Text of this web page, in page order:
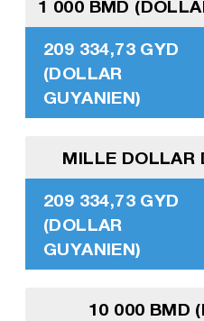
1 000 BMD
209 334,73 GYD
(DOLLAR
GUYANIEN)
MILLE DOLLAR
209 334,73 GYD
(DOLLAR
GUYANIEN)
10 000 BMD